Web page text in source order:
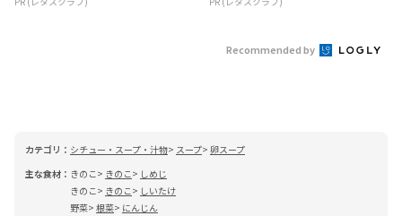
Recommended by
カテゴリ： シチュー・スープ・汁物 スープ 卵スープ
主な食材： きのこ きのこ
しめじ
きのこ
きのこ
しいたけ
野菜 根菜
にんじん